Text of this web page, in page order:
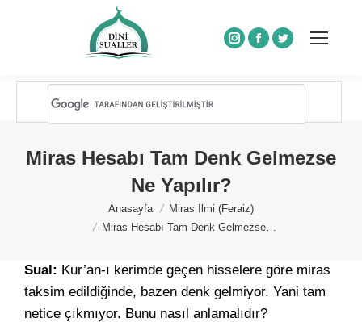
Instagram
Facebook
Twitter
Miras Hesabı Tam Denk Gelmezse
Ne Yapılır?
Anasayfa
Miras İlmi (Feraiz)
Miras Hesabı Tam Denk Gelmezse…
Sual: Kur’an-ı kerimde geçen hisselere göre miras
taksim edildiğinde, bazen denk gelmiyor. Yani tam
netice çıkmıyor. Bunu nasıl anlamalıdır?